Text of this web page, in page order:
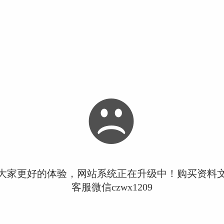
家更好的体验，网站系统正在升级中！购买资料
客服微信czwx1209